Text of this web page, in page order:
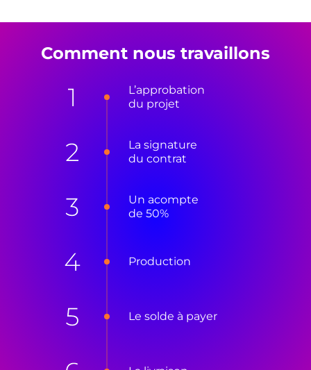
Comment nous travaillons
L’approbation
du projet
La signature
du contrat
Un acompte
de 50%
Production
Le solde à payer